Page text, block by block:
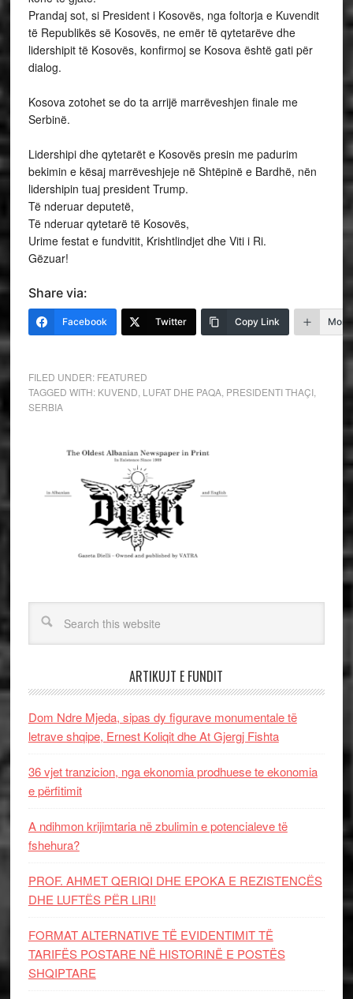
Prandaj sot, si President i Kosovës, nga foltorja e Kuvendit
të Republikës së Kosovës, ne emër të qytetarëve dhe
lidershipit të Kosovës, konfirmoj se Kosova është gati për
dialog.
Kosova zotohet se do ta arrijë marrëveshjen finale me
Serbinë.
Lidershipi dhe qytetarët e Kosovës presin me padurim
bekimin e kësaj marrëveshjeje në Shtëpinë e Bardhë, nën
lidershipin tuaj president Trump.
Të nderuar deputetë,
Të nderuar qytetarë të Kosovës,
Urime festat e fundvitit, Krishtlindjet dhe Viti i Ri.
Gëzuar!
Share via:
Facebook Twitter Copy Link More
FILED UNDER: FEATURED
TAGGED WITH: KUVEND LUFAT DHE PAQA, PRESIDENTI THAÇI,
SERBIA
ARTIKUJT E FUNDIT
Dom Ndre Mjeda, sipas dy figurave monumentale të
letrave shqipe, Ernest Koliqit dhe At Gjergj Fishta
36 vjet tranzicion, nga ekonomia prodhuese te ekonomia
e përfitimit
A ndihmon krijimtaria në zbulimin e potencialeve të
fshehura?
PROF. AHMET QERIQI DHE EPOKA E REZISTENCЁS
DHE LUFTЁS PЁR LIRI!
FORMAT ALTERNATIVE TË EVIDENTIMIT TË
TARIFËS POSTARE NË HISTORINË E POSTËS
SHQIPTARE